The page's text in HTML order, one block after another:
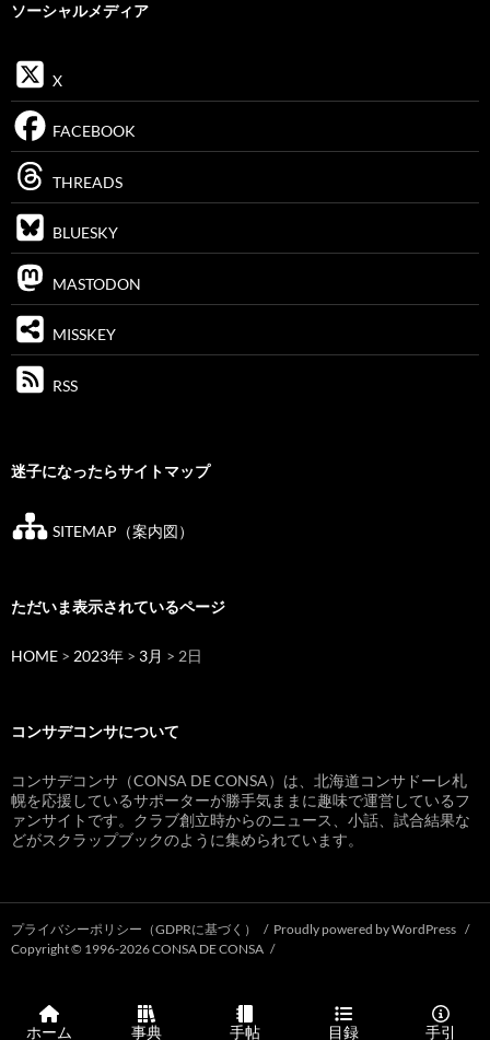
ソーシャルメディア
X
FACEBOOK
THREADS
BLUESKY
MASTODON
MISSKEY
RSS
迷子になったらサイトマップ
SITEMAP（案内図）
ただいま表示されているページ
HOME > 2023年 > 3月 > 2日
コンサデコンサについて
コンサデコンサ（CONSA DE CONSA）は、北海道コンサドーレ札
幌を応援しているサポーターが勝手気ままに趣味で運営しているフ
ァンサイトです。クラブ創立時からのニュース、小話、試合結果な
どがスクラップブックのように集められています。
プライバシーポリシー（GDPRに基づく）
Proudly powered by WordPress
Copyright © 1996-2026 CONSA DE CONSA
ホーム 事典 手帖 目録 手引